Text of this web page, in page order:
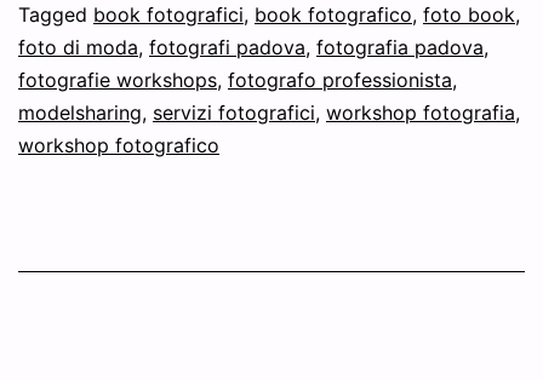
22/7
Spiaggia
Romantica
Tagged book fotografici, book fotografico, foto book,
foto di moda, fotografi padova, fotografia padova,
fotografie workshops, fotografo professionista,
modelsharing, servizi fotografici, workshop fotografia,
workshop fotografico